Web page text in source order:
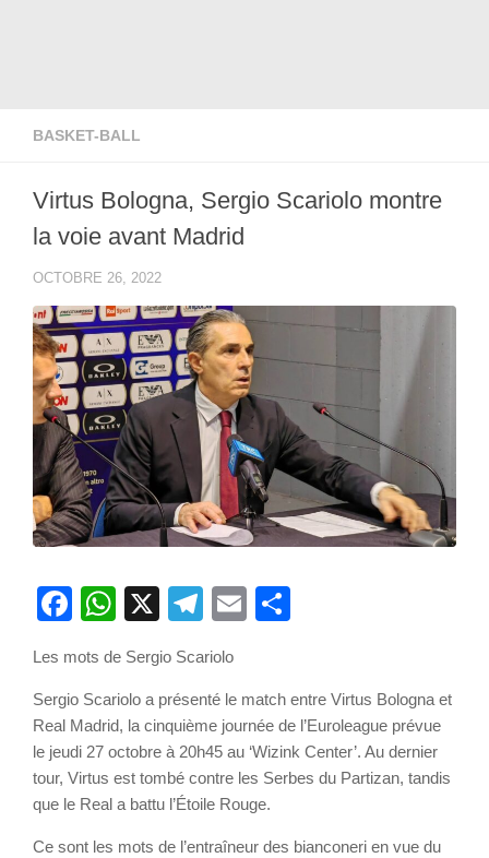
BASKET-BALL
Virtus Bologna, Sergio Scariolo montre
la voie avant Madrid
OCTOBRE 26, 2022
Facebook
WhatsApp
X Telegram
Email
Les mots de Sergio Scariolo
Sergio Scariolo a présenté le match entre Virtus Bologna et
Real Madrid, la cinquième journée de l’Euroleague prévue
le jeudi 27 octobre à 20h45 au ‘Wizink Center’. Au dernier
tour, Virtus est tombé contre les Serbes du Partizan, tandis
que le Real a battu l’Étoile Rouge.
Ce sont les mots de l’entraîneur des bianconeri en vue du